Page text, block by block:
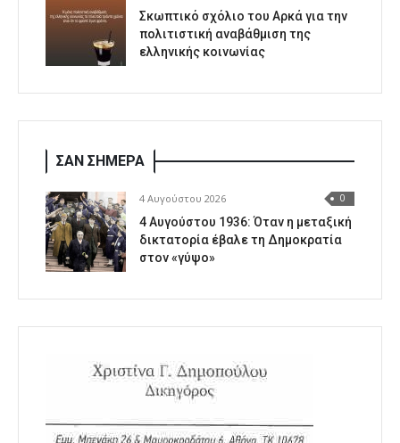
Σκωπτικό σχόλιο του Αρκά για την
πολιτιστική αναβάθμιση της
ελληνικής κοινωνίας
ΣΑΝ ΣΗΜΕΡΑ
4 Αυγούστου 2026 0
4 Αυγούστου 1936: Όταν η μεταξική
δικτατορία έβαλε τη Δημοκρατία
στον «γύψο»